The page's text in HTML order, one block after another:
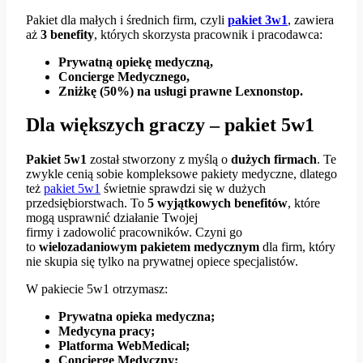
Pakiet dla małych i średnich firm, czyli pakiet 3w1, zawiera
aż 3 benefity, których skorzysta pracownik i pracodawca:
Prywatną opiekę medyczną,
Concierge Medycznego,
Zniżkę (50%) na usługi prawne Lexnonstop.
Dla większych graczy – pakiet 5w1
Pakiet 5w1 został stworzony z myślą o dużych firmach. Te
zwykle cenią sobie kompleksowe pakiety medyczne, dlatego
też pakiet 5w1 świetnie sprawdzi się w dużych
przedsiębiorstwach. To 5 wyjątkowych benefitów, które
mogą usprawnić działanie Twojej
firmy i zadowolić pracowników. Czyni go
to wielozadaniowym pakietem medycznym dla firm, który
nie skupia się tylko na prywatnej opiece specjalistów.
W pakiecie 5w1 otrzymasz:
Prywatna opieka medyczna;
Medycyna pracy;
Platforma WebMedical;